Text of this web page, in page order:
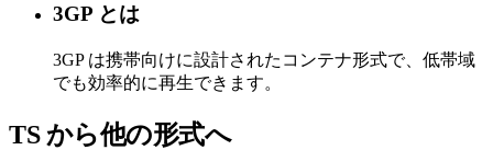
3GP とは
3GP は携帯向けに設計されたコンテナ形式で、低帯域
でも効率的に再生できます。
TS から他の形式へ